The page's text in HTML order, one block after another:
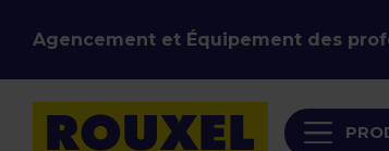
Agencement et Équipement des